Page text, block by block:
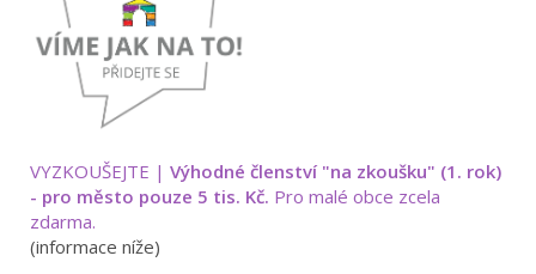
VYZKOUŠEJTE | Výhodné členství "na zkoušku" (1. rok)
- pro město pouze 5 tis. Kč. Pro malé obce zcela
zdarma.
(informace níže)